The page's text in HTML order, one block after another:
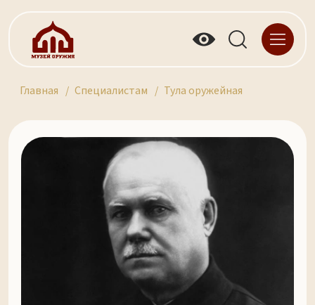
Главная Специалистам Тула оружейная